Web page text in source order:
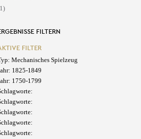
FILTERN
FILTER
Mechanisches Spielzeug
1825-1849
1750-1799